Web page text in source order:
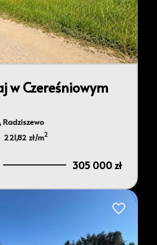
w Czereśniowym
221,82 zł/m2
305 000 zł
Dodaj do